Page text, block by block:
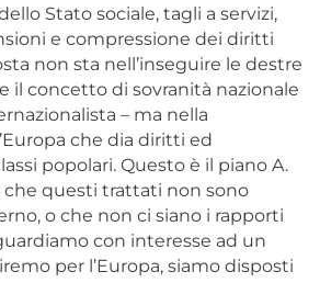
Stato sociale, tagli a servizi,
e compressione dei diritti
non sta nell’inseguire le destre
il concetto di sovranità nazionale
– ma nella
che dia diritti ed
popolari. Questo è il piano A.
che questi trattati non sono
o che non ci siano i rapporti
con interesse ad un
per l’Europa, siamo disposti